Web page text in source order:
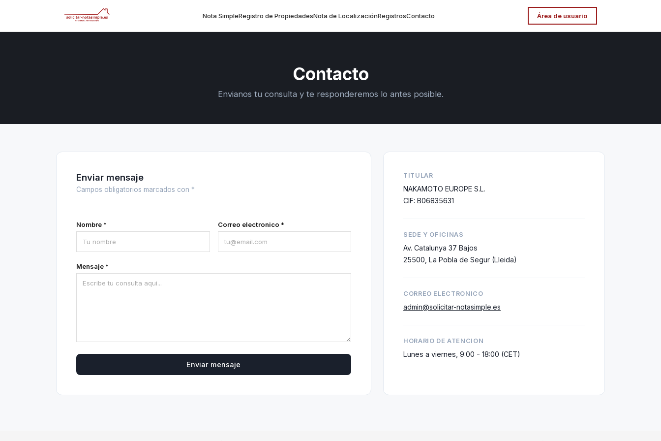
Nota SimpleRegistro de PropiedadesNota de LocalizaciónRegistrosContacto Área de usuario
Contacto
Envianos tu consulta y te responderemos lo antes posible.
Enviar mensaje
Campos obligatorios marcados con *
Nombre * Correo electronico *
Mensaje *
Enviar mensaje
TITULAR
NAKAMOTO EUROPE S.L.
CIF: B06835631
SEDE Y OFICINAS
Av. Catalunya 37 Bajos
25500, La Pobla de Segur (Lleida)
CORREO ELECTRONICO
admin@solicitar-notasimple.es
HORARIO DE ATENCION
Lunes a viernes, 9:00 - 18:00 (CET)